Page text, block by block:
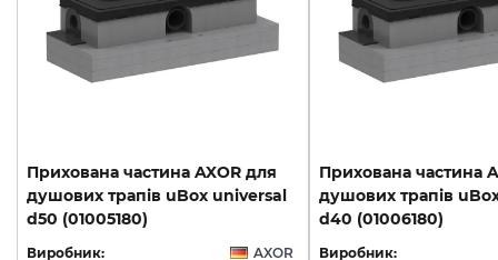
Прихована частина AXOR для
душових трапів uBox universal
d50 (01005180)
Виробник:
AXOR
Прихована частина
душових трапів
d40 (01006180)
Виробник: